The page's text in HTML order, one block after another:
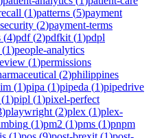
(1)patterns (5)payment
(2)payment-terms
(4)pdf(2)pdfkit (1)pdpl
(1)people-analytics
(1)permissions
(2)philippines
(1)pipa (1)pipeda (1)pipedrive
(1)pipl (1)pixel-perfect
)playwright (2)plex (1)plex-
(1)pm2 (1)pms (1)pnpm